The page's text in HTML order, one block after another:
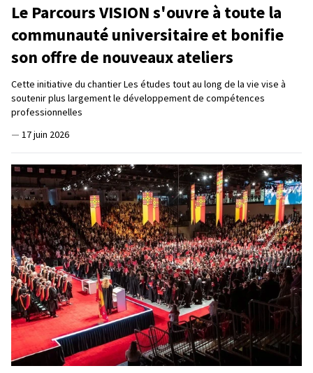
Le Parcours VISION s'ouvre à toute la
communauté universitaire et bonifie
son offre de nouveaux ateliers
Cette initiative du chantier Les études tout au long de la vie vise à
soutenir plus largement le développement de compétences
professionnelles
— 17 juin 2026